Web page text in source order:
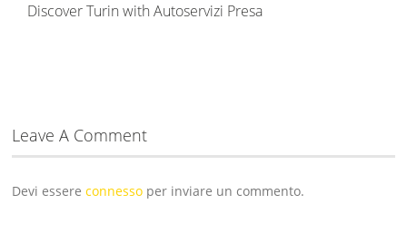
Discover Turin with Autoservizi Presa
Leave A Comment
Devi essereconnesso per inviare un commento.